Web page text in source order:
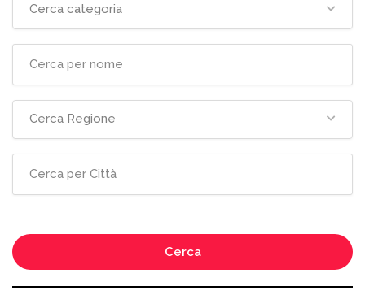
Cerca categoria
Cerca Regione
Cerca